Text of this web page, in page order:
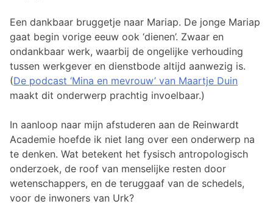
Een dankbaar bruggetje naar Mariap. De jonge Mariap
gaat begin vorige eeuw ook ‘dienen’. Zwaar en
ondankbaar werk, waarbij de ongelijke verhouding
tussen werkgever en dienstbode altijd aanwezig is.
(De podcast ‘Mina en mevrouw’ van Maartje Duin
maakt dit onderwerp prachtig invoelbaar.)
In aanloop naar mijn afstuderen aan de Reinwardt
Academie hoefde ik niet lang over een onderwerp na
te denken. Wat betekent het fysisch antropologisch
onderzoek, de roof van menselijke resten door
wetenschappers, en de teruggaaf van de schedels,
voor de inwoners van Urk?